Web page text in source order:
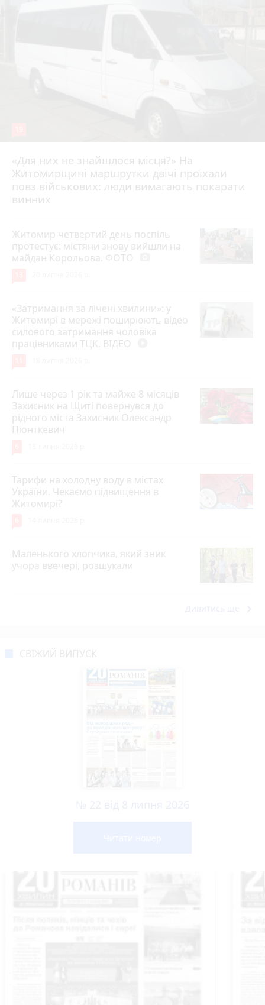
«Для них не знайшлося місця?» На
Житомирщині маршрутки двічі проїхали
повз військових: люди вимагають покарати
винних
17 липня 2026 р.
Житомир четвертий день поспіль
протестує: містяни знову вийшли на
майдан Корольова. ФОТО
«Затримання за лічені хвилини»: у
Житомирі в мережі поширюють відео
силового затримання чоловіка
працівниками ТЦК. ВІДЕО
Лише через 1 рік та майже 8 місяців
Захисник на Щиті повернувся до
рідного міста Захисник Олександр
Піонткевич
Тарифи на холодну воду в містах
України. Чекаємо підвищення в
Житомирі?
Маленького хлопчика, який зник
учора ввечері, розшукали